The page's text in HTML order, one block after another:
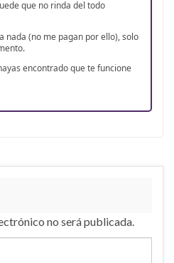
que no rinda del todo
nada (no me pagan por ello), solo
encontrado que te funcione
no será publicada.